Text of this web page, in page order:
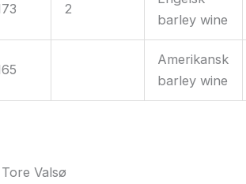
2
barley wine
Amerikansk
barley wine
Valsø